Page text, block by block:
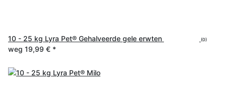
10 - 25 kg Lyra Pet® Gehalveerde gele erwten (0)
weg 19,99 € *